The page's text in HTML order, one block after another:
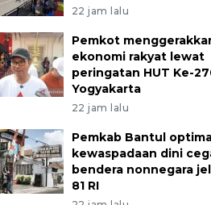
22 jam lalu
Pemkot
ekonomi rakyat lewat
peringatan HUT Ke-
Yogyakarta
22 jam lalu
Pemkab Bantul
kewaspadaan dini
bendera nonnegara
81 RI